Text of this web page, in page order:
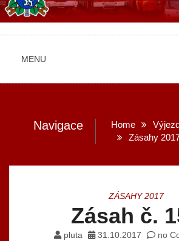
MENU
Navigace Home
Zásahy
ZÁSAHY 2017
Zásah č.
pluta 31.10.2017 no